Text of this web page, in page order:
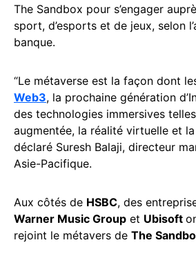
The Sandbox pour s’engager
sport, d’esports et de jeux, selon
banque.
“Le métaverse est la façon dont
Web3, la prochaine génération
des technologies immersives
augmentée, la réalité virtuelle et la
déclaré Suresh Balaji, directeur
Asie-Pacifique.
Aux côtés de HSBC, des
Warner Music Group et Ubisoft
rejoint le métavers de The